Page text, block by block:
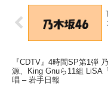
『CDTV』4時間SP第1弾
源、King Gnuら11組 LiSA
唱 – 岩手日報